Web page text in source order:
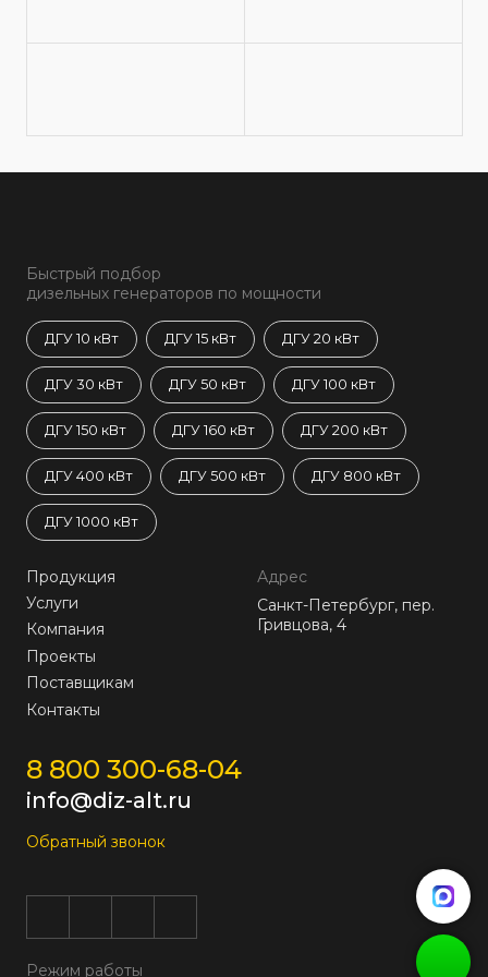
Быстрый подбор
дизельных генераторов по мощности
ДГУ 10 кВт ДГУ 15 кВт ДГУ 20 кВт
ДГУ 30 кВт ДГУ 50 кВт ДГУ 100 кВт
ДГУ 150 кВт ДГУ 160 кВт ДГУ 200 кВт
ДГУ 400 кВт ДГУ 500 кВт ДГУ 800 кВт
ДГУ 1000 кВт
Продукция
Услуги
Компания
Проекты
Поставщикам
Контакты
Адрес
Санкт-Петербург, пер.
Гривцова, 4
8 800 300-68-04
info@diz-alt.ru
Обратный звонок
Режим работы